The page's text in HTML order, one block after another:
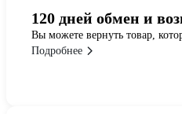
120 дней обмен и
Вы можете вернуть товар,
Подробнее